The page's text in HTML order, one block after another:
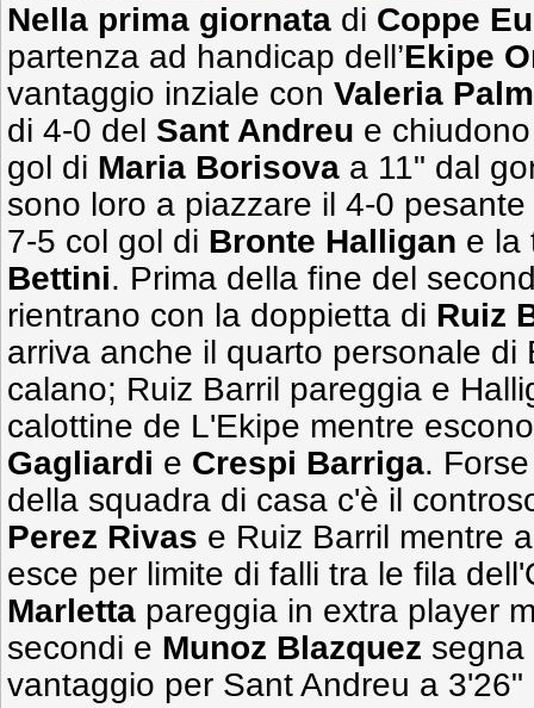
Nella prima giornata di Coppe
partenza ad handicap dell’Ekipe
vantaggio inziale con Valeria
di 4-0 del Sant Andreu e
gol di Maria Borisova a 11" dal
sono loro a piazzare il 4-0
7-5 col gol di Bronte Halligan e la
Bettini. Prima della fine del
rientrano con la doppietta di Ruiz
arriva anche il quarto personale di
calano; Ruiz Barril pareggia e
calottine de L'Ekipe mentre
Gagliardi e Crespi Barriga.
della squadra di casa c'è il
Perez Rivas e Ruiz Barril mentre
esce per limite di falli tra le fila
Marletta pareggia in extra player
secondi e Munoz Blazquez segna
vantaggio per Sant Andreu a